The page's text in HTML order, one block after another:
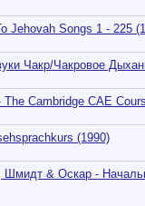
Jehovah Songs 1 - 225
Чакр/Чакровое
Cambridge CAE
(1990)
& Оскар -